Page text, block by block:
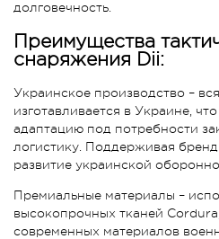
долговечность.
Преимущества
снаряжения Dii:
Украинское производство –
изготавливается в Украине,
адаптацию под потребности
логистику. Поддерживая
развитие украинской
Премиальные материалы –
высокопрочных тканей
современных материалов